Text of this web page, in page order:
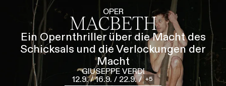
Führungen Jobs Kontakt
OPER
MACBETH
Ein Opernthriller über die Macht des
Schicksals und die Verlockungen der
Macht
GIUSEPPE VERDI
12.9. / 16.9. / 22.9. / 5